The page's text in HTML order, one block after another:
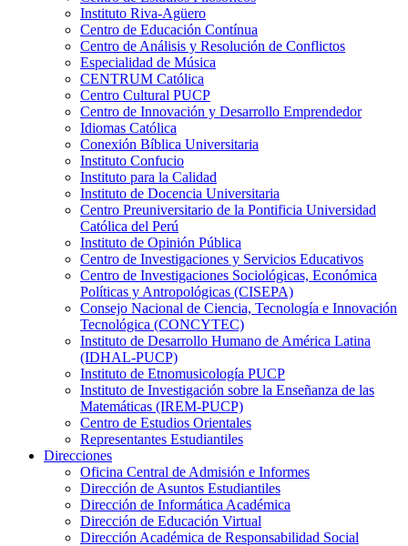
Instituto Riva-Agüero
Centro de Educación Contínua
Centro de Análisis y Resolución de Conflictos
Especialidad de Música
CENTRUM Católica
Centro Cultural PUCP
Centro de Innovación y Desarrollo Emprendedor
Idiomas Católica
Conexión Bíblica Universitaria
Instituto Confucio
Instituto para la Calidad
Instituto de Docencia Universitaria
Centro Preuniversitario de la Pontificia Universidad
Católica del Perú
Instituto de Opinión Pública
Centro de Investigaciones y Servicios Educativos
Centro de Investigaciones Sociológicas, Económica
Políticas y Antropológicas (CISEPA)
Consejo Nacional de Ciencia, Tecnología e Innovación
Tecnológica (CONCYTEC)
Instituto de Desarrollo Humano de América Latina
(IDHAL-PUCP)
Instituto de Etnomusicología PUCP
Instituto de Investigación sobre la Enseñanza de las
Matemáticas (IREM-PUCP)
Centro de Estudios Orientales
Representantes Estudiantiles
Direcciones
Oficina Central de Admisión e Informes
Dirección de Asuntos Estudiantiles
Dirección de Informática Académica
Dirección de Educación Virtual
Dirección Académica de Responsabilidad Social